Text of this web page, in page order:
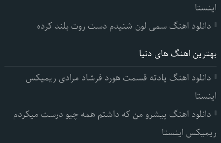
اینستا
دانلود اهنگ سمی لون شنیدم دست روت بلند کرده
بهترین اهنگ های دنیا
دانلود اهنگ یادته قسمت هورد فرشاد مرادی ریمیکس
اینستا
دانلود اهنگ پیشرو من که داشتم همه چیو درست میکردم
ریمیکس اینستا